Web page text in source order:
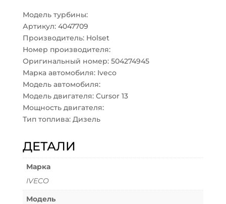
Модель турбины:
Артикул: 4047709
Производитель: Holset
Номер производителя:
Оригинальный номер: 504274945
Марка автомобиля: Iveco
Модель автомобиля:
Модель двигателя: Cursor 13
Мощность двигателя:
Тип топлива: Дизель
ДЕТАЛИ
Марка
IVECO
Модель